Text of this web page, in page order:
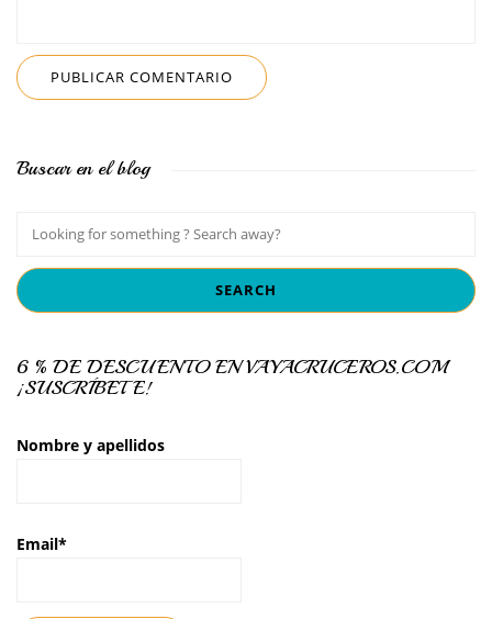
Buscar en el blog
6 % DE DESCUENTO EN VAYACRUCEROS.COM
¡SUSCRÍBETE!
Nombre y apellidos
Email*